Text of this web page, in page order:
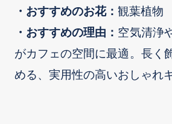
・おすすめのお花： 観葉植物
・おすすめの理由： 空気清浄
がカフェの空間に最適。長く
める、実用性の高いおしゃれ
お買い物を続ける カー
お買い物を続ける カー